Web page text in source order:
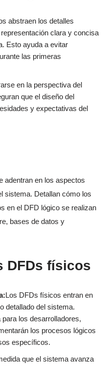
abstraen los detalles
clara y concisa
Esto ayuda a evitar
las primeras
en la perspectiva del
que el diseño del
y expectativas del
adentran en los aspectos
sistema. Detallan cómo los
en el DFD lógico se realizan
bases de datos y
DFDs físicos
Los DFDs físicos entran en
detallado del sistema.
los desarrolladores,
los procesos lógicos
específicos.
que el sistema avanza